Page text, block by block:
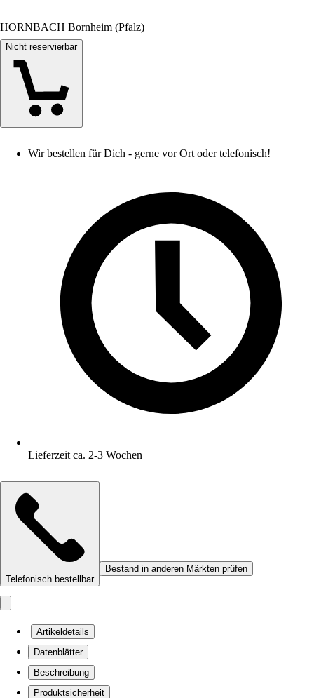
HORNBACH Bornheim (Pfalz)
Nicht reservierbar
Wir bestellen für Dich - gerne vor Ort oder telefonisch!
Lieferzeit ca. 2-3 Wochen
Telefonisch bestellbar
Bestand in anderen Märkten prüfen
Artikeldetails
Datenblätter
Beschreibung
Produktsicherheit